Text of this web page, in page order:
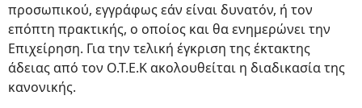
προσωπικού, εγγράφως εάν είναι δυνατόν, ή τον
επόπτη πρακτικής, ο οποίος και θα ενημερώνει την
Επιχείρηση. Για την τελική έγκριση της έκτακτης
άδειας από τον Ο.Τ.Ε.Κ ακολουθείται η διαδικασία της
κανονικής.